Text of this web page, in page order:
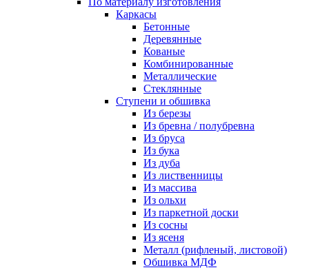
Каркасы
Бетонные
Деревянные
Кованые
Комбинированные
Металлические
Стеклянные
Ступени и обшивка
Из березы
Из бревна / полубревна
Из бруса
Из бука
Из дуба
Из лиственницы
Из массива
Из ольхи
Из паркетной доски
Из сосны
Из ясеня
Металл (рифленый, листовой)
Обшивка МДФ